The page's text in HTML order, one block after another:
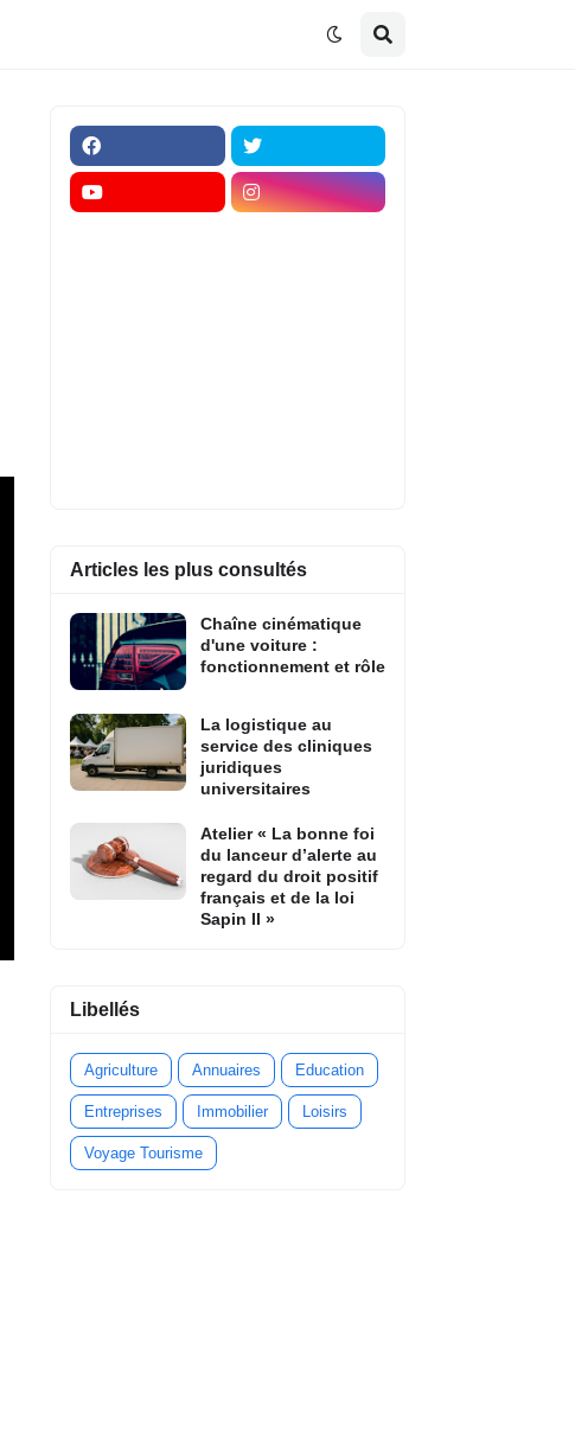
Articles les plus consultés
Chaîne cinématique
d'une voiture :
fonctionnement et rôle
La logistique au
service des cliniques
juridiques
universitaires
Atelier « La bonne foi
du lanceur d’alerte au
regard du droit positif
français et de la loi
Sapin II »
Libellés
Agriculture Annuaires Education
Entreprises Immobilier Loisirs
Voyage Tourisme